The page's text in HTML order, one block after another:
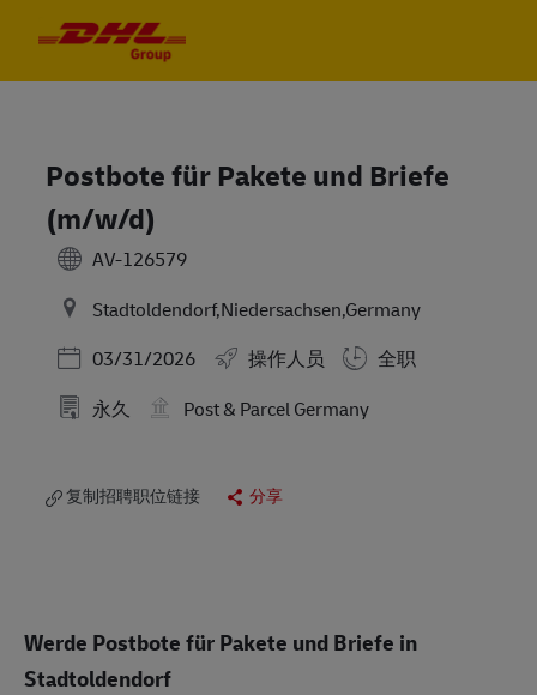
Postbote für Pakete und Briefe
(m/w/d)
AV-126579
Stadtoldendorf,Niedersachsen,Germany
Posted Date
03/31/2026 操作人员
全职
永久
Post & Parcel Germany
复制招聘职位链接 分享
Werde Postbote für Pakete und Briefe in
Stadtoldendorf